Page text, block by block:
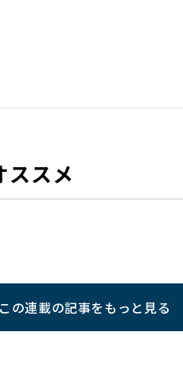
ススメ
この連載の記事をもっと見る